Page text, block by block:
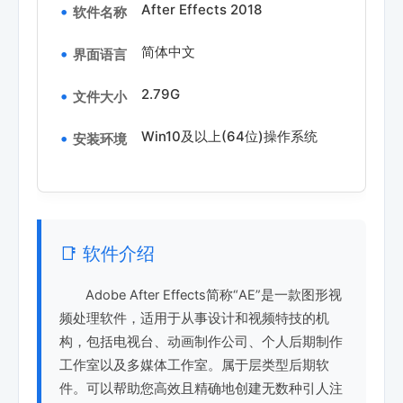
软件名称 After Effects 2018
界面语言 简体中文
文件大小 2.79G
安装环境 Win10及以上(64位)操作系统
📑 软件介绍
Adobe After Effects简称“AE”是一款图形视
频处理软件，适用于从事设计和视频特技的机
构，包括电视台、动画制作公司、个人后期制作
工作室以及多媒体工作室。属于层类型后期软
件。可以帮助您高效且精确地创建无数种引人注